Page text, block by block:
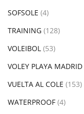
SOFSOLE (4)
TRAINING (128)
VOLEIBOL (53)
VOLEY PLAYA MADRID
VUELTA AL COLE (153)
WATERPROOF (4)